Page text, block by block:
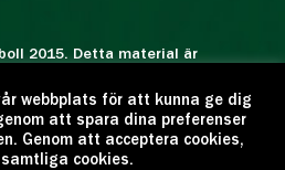
2015. Detta material är
kopiering är förbjuden.
men ange källan:
Ansvarig utgivare:
webbplats för att kunna ge dig
att spara dina preferenser
Genom att acceptera cookies,
cookies.